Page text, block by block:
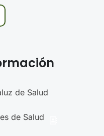
de Salud
de Salud